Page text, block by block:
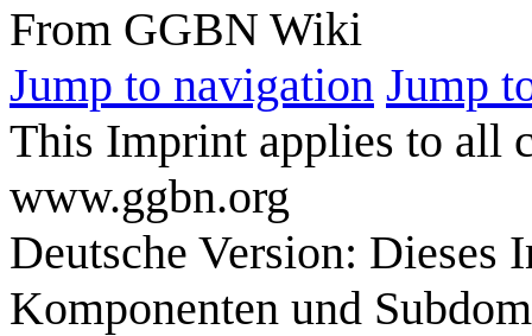
From GGBN Wiki
Jump to navigation Jump
This Imprint applies to all
www.ggbn.org
Deutsche Version: Dieses
Komponenten und